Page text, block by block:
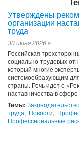
Утверждены
организации
труда
30 июня 2026 г.
Российская
социально-трудовых
который многие
системообразующим
страны. Речь идет о
наставничества в
Темы:
труда, Новости,
Профессиональные